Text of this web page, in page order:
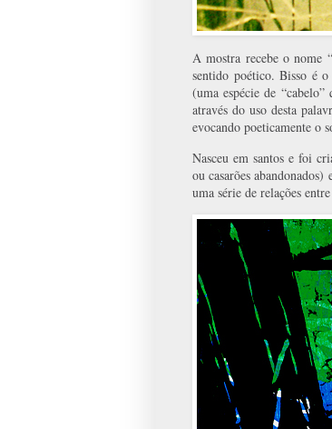
A mostra recebe o nome
sentido poético. Bisso é
(uma espécie de
através do uso desta
evocando poeticamente o
Nasceu em santos e foi
ou casarões
uma série de relações